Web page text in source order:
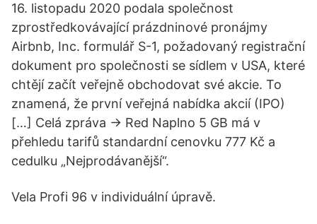
16. listopadu 2020 podala společnost
zprostředkovávající prázdninové pronájmy
Airbnb, Inc. formulář S-1, požadovaný registrační
dokument pro společnosti se sídlem v USA, které
chtějí začít veřejně obchodovat své akcie. To
znamená, že první veřejná nabídka akcií (IPO)
[…] Celá zpráva → Red Naplno 5 GB má v
přehledu tarifů standardní cenovku 777 Kč a
cedulku „Nejprodávanější“.
Vela Profi 96 v individuální úpravě.